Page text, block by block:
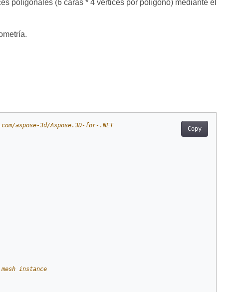
poligonales (6 caras * 4 vértices por polígono) mediante el
Copy
aspose-3d/Aspose.3D-for-.NET
instance